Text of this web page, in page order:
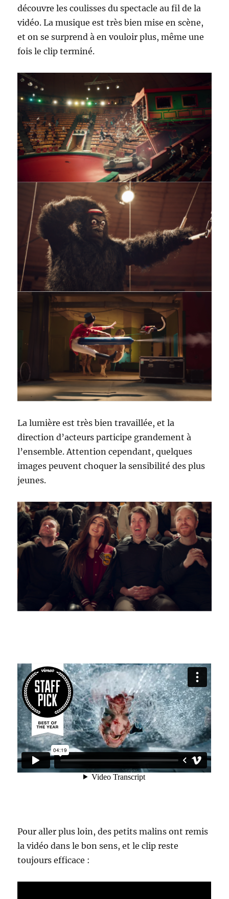
découvre les coulisses du spectacle au fil de la
vidéo. La musique est très bien mise en scène,
et on se surprend à en vouloir plus, même une
fois le clip terminé.
La lumière est très bien travaillée, et la
direction d’acteurs participe grandement à
l’ensemble. Attention cependant, quelques
images peuvent choquer la sensibilité des plus
jeunes.
Pour aller plus loin, des petits malins ont remis
la vidéo dans le bon sens, et le clip reste
toujours efficace :